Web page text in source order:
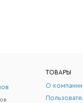
ТОВАРЫ
О компании